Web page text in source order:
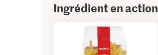
Ingrédient en action